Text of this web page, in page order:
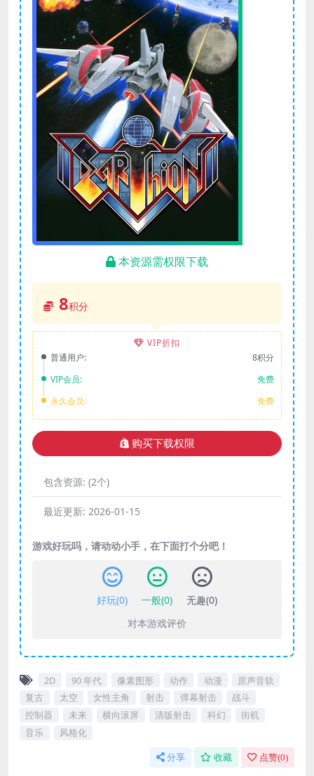
本资源需权限下载
8积分
VIP折扣
普通用户:
8积分
VIP会员:
免费
永久会员:
免费
购买下载权限
包含资源: (2个)
最近更新: 2026-01-15
游戏好玩吗，请动动小手，在下面打个分吧！
好玩(0) 一般(0) 无趣(0)
对本游戏评价
2D 90 年代 像素图形 动作 动漫
原声音轨
复古
太空 女性主角 射击 弹幕射击
战斗
控制器
未来 横向滚屏 清版射击 科幻
街机
音乐
风格化
分享 收藏 点赞(0)